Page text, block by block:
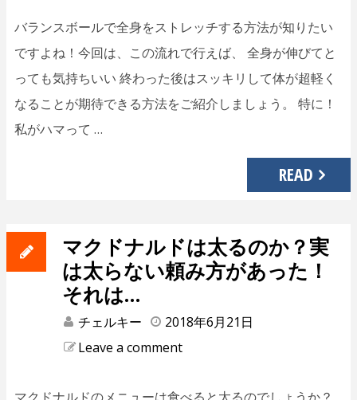
バランスボールで全身をストレッチする方法が知りたい
ですよね！今回は、この流れで行えば、 全身が伸びてと
っても気持ちいい 終わった後はスッキリして体が超軽く
なることが期待できる方法をご紹介しましょう。 特に！
私がハマって …
READ
マクドナルドは太るのか？実
は太らない頼み方があった！
それは…
チェルキー
2018年6月21日
Leave a comment